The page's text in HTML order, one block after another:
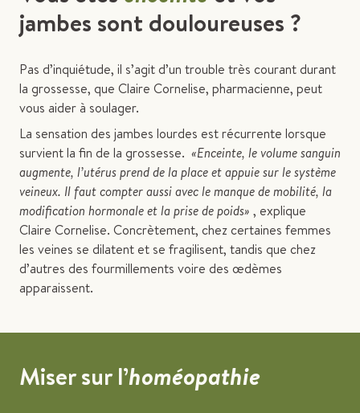
jambes sont douloureuses ?
Pas d’inquiétude, il s’agit d’un trouble très courant durant
la grossesse, que Claire Cornelise, pharmacienne, peut
vous aider à soulager.
La sensation des jambes lourdes est récurrente lorsque
survient la fin de la grossesse. «Enceinte, le volume sanguin
augmente, l’utérus prend de la place et appuie sur le système
veineux. Il faut compter aussi avec le manque de mobilité, la
modification hormonale et la prise de poids» , explique
Claire Cornelise. Concrètement, chez certaines femmes
les veines se dilatent et se fragilisent, tandis que chez
d’autres des fourmillements voire des œdèmes
apparaissent.
Miser sur l’homéopathie